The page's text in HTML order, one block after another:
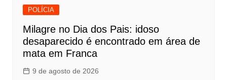
POLÍCIA
Milagre no Dia dos Pais: idoso
desaparecido é encontrado em área de
mata em Franca
9 de agosto de 2026